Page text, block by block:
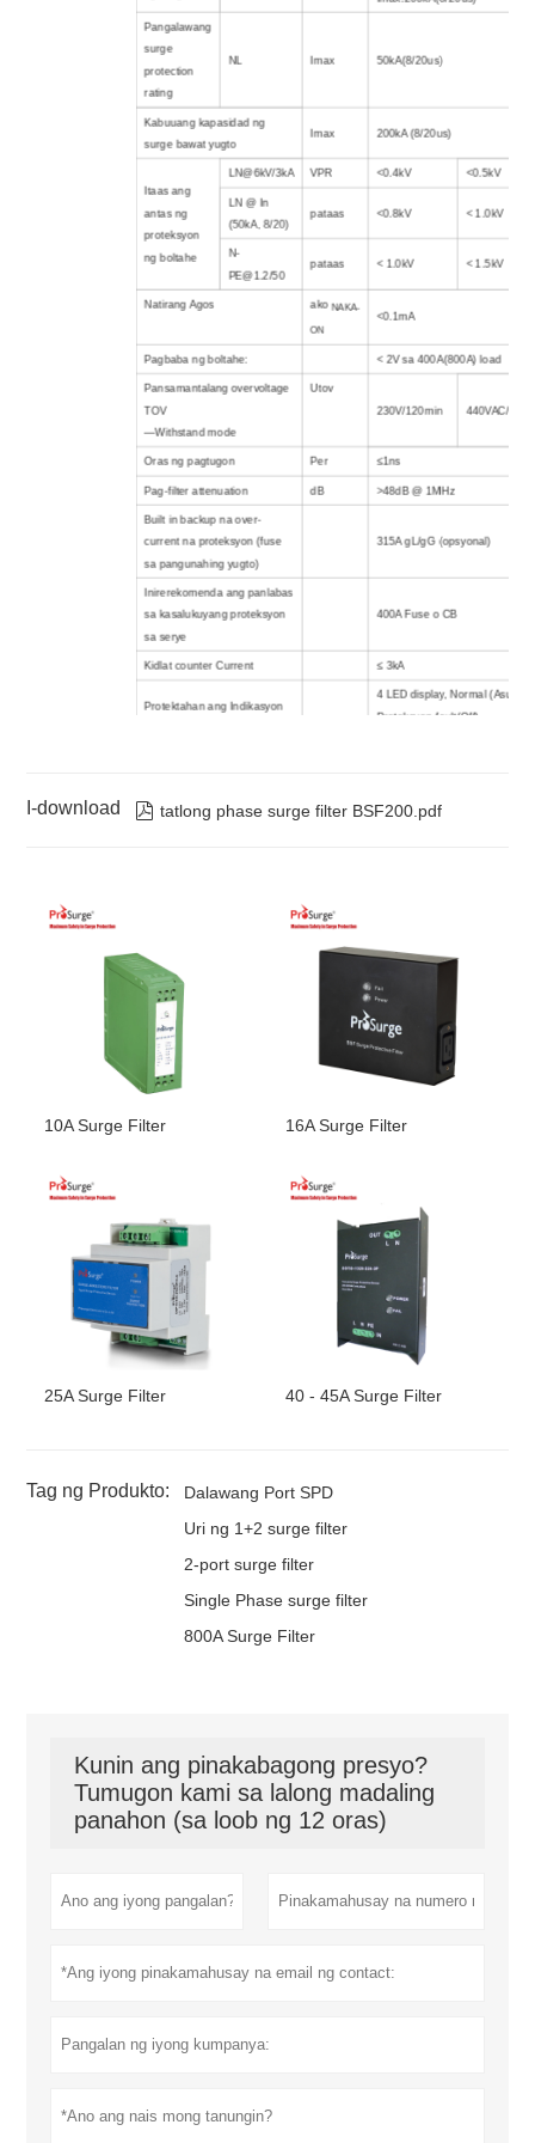
Pangalawang
surge
protection
rating
NL Imax 50kA(8/20us)
Kabuuang kapasidad ng
surge bawat yugto
Imax 200kA (8/20us)
Itaas ang
antas ng
proteksyon
ng boltahe
LN@6kV/3kA VPR <0.4kV <0.5kV
LN @ In
(50kA, 8/20)
pataas <0.8kV < 1.0kV
N-
PE@1.2/50
pataas < 1.0kV < 1.5kV
Natirang Agos ako NAKA-
ON
<0.1mA
Pagbaba ng boltahe: < 2V sa 400A(800A) load
Pansamantalang overvoltage
TOV
—Withstand mode
Utov
230V/120min 440VAC/
Oras ng pagtugon Per ≤1ns
Pag-filter attenuation dB >48dB @ 1MHz
Built in backup na over-
current na proteksyon (fuse
sa pangunahing yugto)
315A gL/gG (opsyonal)
Inirerekomenda ang panlabas
sa kasalukuyang proteksyon
sa serye
400A Fuse o CB
Kidlat counter Current ≤ 3kA
Protektahan ang Indikasyon
4 LED display, Normal (Asul),
Proteksyon fault(Off)
Malayong alarma
Dry contact alarm relay –
Humidity:≤95%
Pag-mount Pag-mount sa dingding
Kategorya ng Lokasyon panloob
Degree ng proteksyon
245mm (H) tinatayang
,
I-download  tatlong phase surge filter BSF200.pdf
10A Surge Filter 16A Surge Filter
25A Surge Filter 40 - 45A Surge Filter
Tag ng Produkto:
Dalawang Port SPD
Uri ng 1+2 surge filter
2-port surge filter
Single Phase surge filter
800A Surge Filter
Kunin ang pinakabagong presyo?
Tumugon kami sa lalong madaling
panahon (sa loob ng 12 oras)